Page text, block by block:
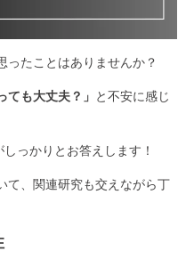
ったことはありませんか？
ても大丈夫？」 と不安に感じ
っかりとお答えします！
て、関連研究も交えながら丁